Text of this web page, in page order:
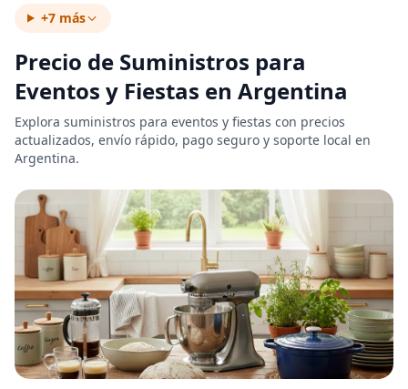
+7 más
Precio de Suministros para
Eventos y Fiestas en Argentina
Explora suministros para eventos y fiestas con precios
actualizados, envío rápido, pago seguro y soporte local en
Argentina.